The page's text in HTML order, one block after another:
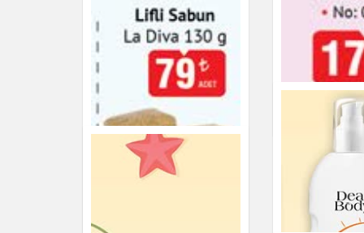
Kaş